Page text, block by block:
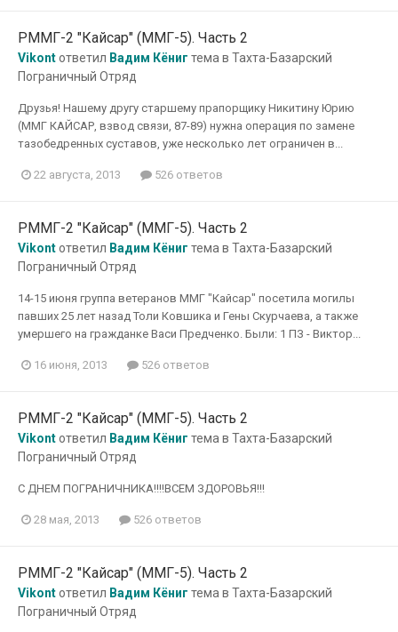
РММГ-2 "Кайсар" (ММГ-5). Часть 2
Vikontответил Вадим Кёниг тема в Тахта-Базарский
Пограничный Отряд
Друзья! Нашему другу старшему прапорщику Никитину Юрию
(ММГ КАЙСАР, взвод связи, 87-89) нужна операция по замене
тазобедренных суставов, уже несколько лет ограничен в...
22 августа, 2013 526 ответов
РММГ-2 "Кайсар" (ММГ-5). Часть 2
Vikontответил Вадим Кёниг тема в Тахта-Базарский
Пограничный Отряд
14-15 июня группа ветеранов ММГ "Кайсар" посетила могилы
павших 25 лет назад Толи Ковшика и Гены Скурчаева, а также
умершего на гражданке Васи Предченко. Были: 1 ПЗ - Виктор...
16 июня, 2013 526 ответов
РММГ-2 "Кайсар" (ММГ-5). Часть 2
Vikontответил Вадим Кёниг тема в Тахта-Базарский
Пограничный Отряд
С ДНЕМ ПОГРАНИЧНИКА!!!!ВСЕМ ЗДОРОВЬЯ!!!
28 мая, 2013 526 ответов
РММГ-2 "Кайсар" (ММГ-5). Часть 2
Vikontответил Вадим Кёниг тема в Тахта-Базарский
Пограничный Отряд